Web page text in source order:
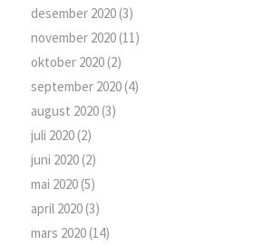
desember 2020(3)
november 2020(11)
oktober 2020(2)
september 2020(4)
august 2020(3)
juli 2020(2)
juni 2020(2)
mai 2020(5)
april 2020(3)
mars 2020(14)